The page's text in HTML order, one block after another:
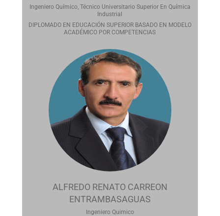
Ingeniero Químico, Técnico Universitario Superior En Química
Industrial
DIPLOMADO EN EDUCACIÓN SUPERIOR BASADO EN MODELO
ACADÉMICO POR COMPETENCIAS
ALFREDO RENATO CARREON
ENTRAMBASAGUAS
Ingeniero Quimico